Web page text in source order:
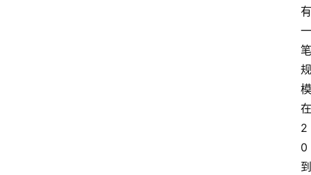
有
一
笔
规
模
在
2
0
到